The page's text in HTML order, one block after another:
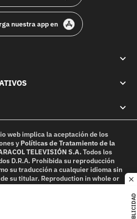
PUBLICIDAD
nuestra app en
web implica la aceptación de los
y Políticas de Tratamiento de la
TELEVISIÓN S.A.Todos los
D.R.A. Prohibida su reproducción
su traducción a cualquier idioma sin
su titular. Reproduction in whole or
without written permission is